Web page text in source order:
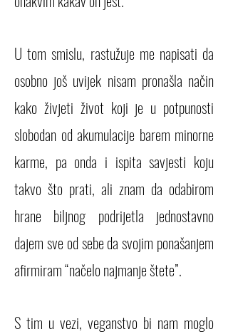
U tom smislu, rastužuje me napisati da
osobno još uvijek nisam pronašla način
kako živjeti život koji je u potpunosti
slobodan od akumulacije barem minorne
karme, pa onda i ispita savjesti koju
takvo što prati, ali znam da odabirom
hrane biljnog podrijetla jednostavno
dajem sve od sebe da svojim ponašanjem
afirmiram “načelo najmanje štete”.
S tim u vezi, veganstvo bi nam moglo